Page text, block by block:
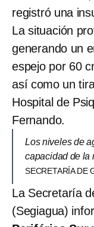
registró una
La situación
generando un
espejo por 60
así como un
Hospital de
Fernando.
Los niveles de
capacidad de la
SECRETARÍA DE
La Secretaría
(Segiagua)